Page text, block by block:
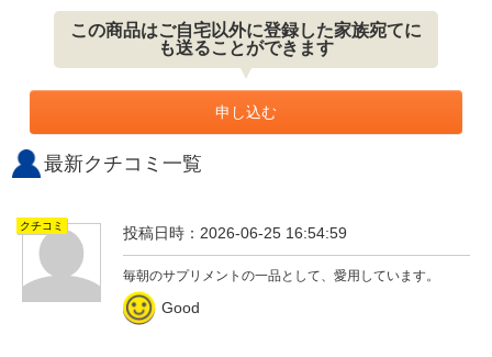
この商品はご自宅以外に登録した家族宛てに
も送ることができます
申し込む
最新クチコミ一覧
クチコミ 投稿日時：2026-06-25 16:54:59
毎朝のサプリメントの一品として、愛用しています。
Good